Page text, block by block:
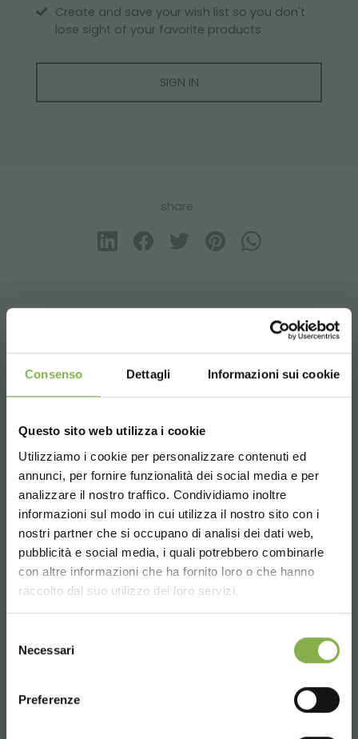
Consenso Dettagli Informazioni sui cookie
Questo sito web utilizza i cookie
Utilizziamo i cookie per personalizzare contenuti ed
annunci, per fornire funzionalità dei social media e per
analizzare il nostro traffico. Condividiamo inoltre
informazioni sul modo in cui utilizza il nostro sito con i
nostri partner che si occupano di analisi dei dati web,
pubblicità e social media, i quali potrebbero combinarle
con altre informazioni che ha fornito loro o che hanno
raccolto dal suo utilizzo dei loro servizi.
delNecessari
Preferenze
Create and save your wish list so you don't
lose sight of your favorite products
SIGN IN
share
Choose the country you are in and your
language for a better browsing experience
Request information
+39 3457719939
Email